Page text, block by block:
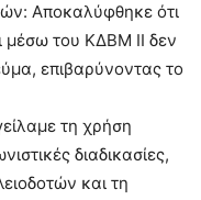
Αποκαλύφθηκε ότι
μέσω του ΚΔΒΜ ΙΙ δεν
επιβαρύνοντας το
τη χρήση
διαδικασίες,
και τη